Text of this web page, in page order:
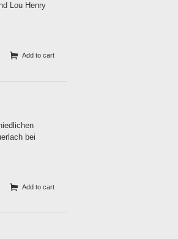
Lou Henry
Add to cart
bei
Add to cart